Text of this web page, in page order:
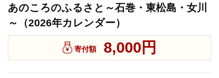
あのころのふるさと～石巻・東松島・女川
～（2026年カレンダー）
寄付額 8,000円